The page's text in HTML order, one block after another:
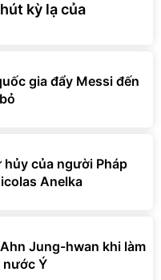
kỳ lạ của
gia đẩy Messi đến
hủy của người Pháp
Anelka
Jung-hwan khi làm
Ý